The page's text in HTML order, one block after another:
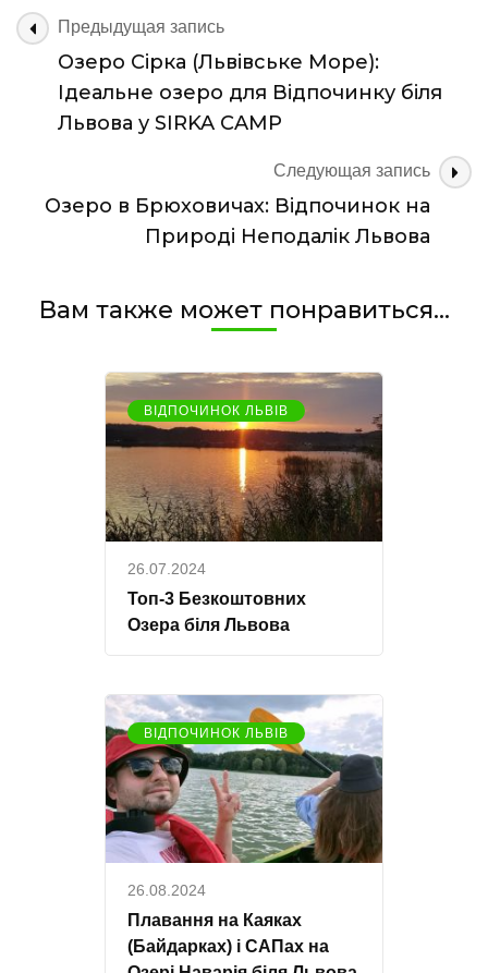
Сірка
Львова
Навигация
записям
Предыдущая запись
Озеро Сірка (Львівське Море):
Ідеальне озеро для Відпочинку біля
Львова у SIRKA CAMP
Следующая запись
Озеро в Брюховичах: Відпочинок на
Природі Неподалік Львова
Вам также может понравиться...
ВІДПОЧИНОК ЛЬВІВ
26.07.2024
Топ-3 Безкоштовних
Озера біля Львова
ВІДПОЧИНОК ЛЬВІВ
26.08.2024
Плавання на Каяках
(Байдарках) і САПах на